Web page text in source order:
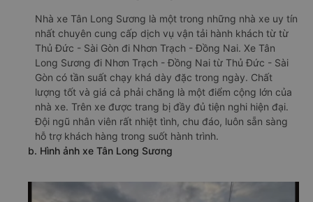
Nhà xe Tân Long Sương là một trong những nhà xe uy tín
nhất chuyên cung cấp dịch vụ vận tải hành khách từ từ
Thủ Đức - Sài Gòn đi Nhơn Trạch - Đồng Nai. Xe Tân
Long Sương đi Nhơn Trạch - Đồng Nai từ Thủ Đức - Sài
Gòn có tần suất chạy khá dày đặc trong ngày. Chất
lượng tốt và giá cả phải chăng là một điểm cộng lớn của
nhà xe. Trên xe được trang bị đầy đủ tiện nghi hiện đại.
Đội ngũ nhân viên rất nhiệt tình, chu đáo, luôn sẵn sàng
hỗ trợ khách hàng trong suốt hành trình.
b. Hình ảnh xe Tân Long Sương